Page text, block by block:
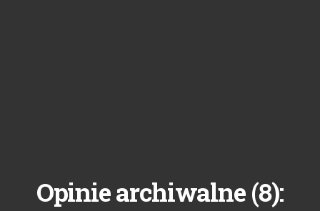
Opinie archiwalne (8):